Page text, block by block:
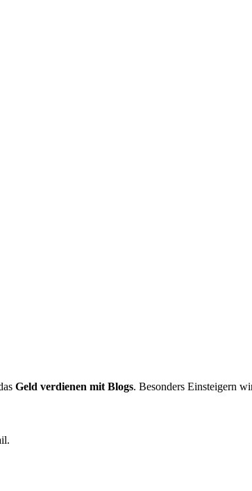
Geld verdienen mit Blogs. Besonders Einsteigern